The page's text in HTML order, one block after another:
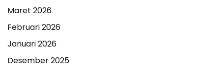
Maret 2026
Februari 2026
Januari 2026
Desember 2025